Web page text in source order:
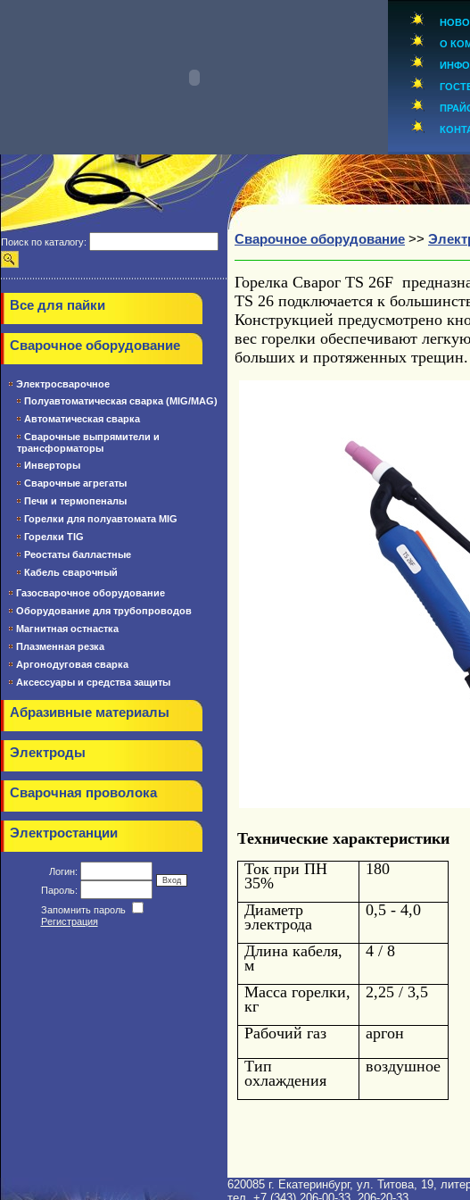
О
Поиск по каталогу:
Все для пайки
Сварочное оборудование
Электросварочное
Полуавтоматическая сварка (MIG/MAG)
Автоматическая сварка
Сварочные выпрямители и
трансформаторы
Инверторы
Сварочные агрегаты
Печи и термопеналы
Горелки для полуавтомата MIG
Горелки TIG
Реостаты балластные
Кабель сварочный
Газосварочное оборудование
Оборудование для трубопроводов
Магнитная остнастка
Плазменная резка
Аргонодуговая сварка
Аксессуары и средства защиты
Абразивные материалы
Электроды
Сварочная проволока
Электростанции
Логин:
Пароль:
Запомнить пароль
Регистрация
Сварочное оборудование >>
Горелка Сварог TS 26F
TS 26 подключается к
Конструкцией предусмотрено
вес горелки обеспечивают
больших и протяженных трещин.
Технические характеристики
Ток при ПН
35%
180
Диаметр
электрода
0,5 - 4,0
Длина кабеля,
м
4 / 8
Масса горелки,
кг
2,25 / 3,5
Рабочий газ
аргон
Тип
охлаждения
воздушное
620085 г. Екатеринбург, ул. Титова, 19,